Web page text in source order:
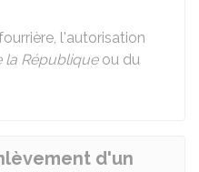
l'autorisation
Républiqueou du
d'un